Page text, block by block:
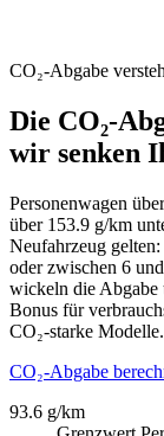
CO₂-Abgabe
Die CO₂-
wir senken
Personenwagen
über 153.9 g/km
Neufahrzeug
oder zwischen 6
wickeln die Abgabe
Bonus für
CO₂-starke Modelle.
CO₂-Abgabe
93.6 g/km